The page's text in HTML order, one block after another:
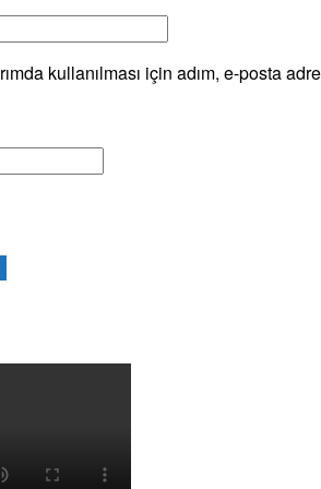
kullanılması için adım, e-posta